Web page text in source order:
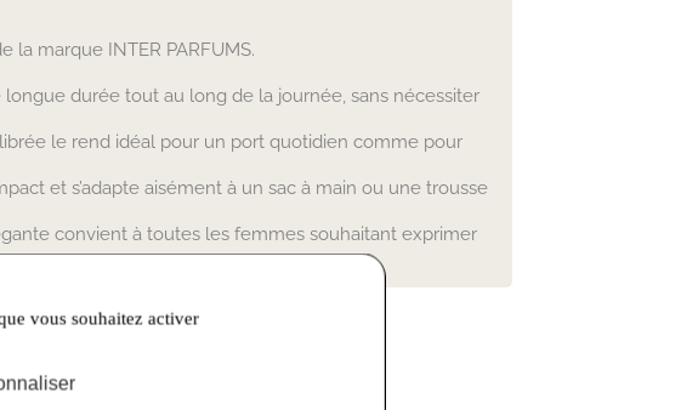
marque INTER PARFUMS.
durée tout au long de la journée, sans nécessiter
le rend idéal pour un port quotidien comme pour
et s’adapte aisément à un sac à main ou une trousse
convient à toutes les femmes souhaitant exprimer
vous souhaitez activer